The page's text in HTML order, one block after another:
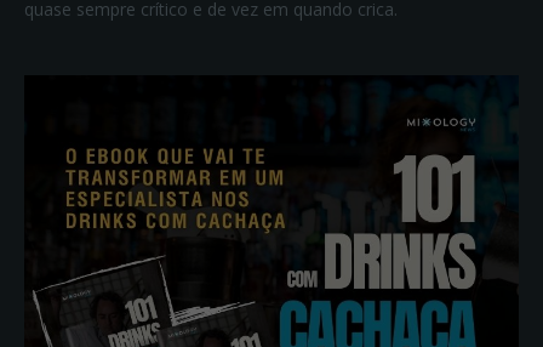
quase sempre crítico e de vez em quando crica.